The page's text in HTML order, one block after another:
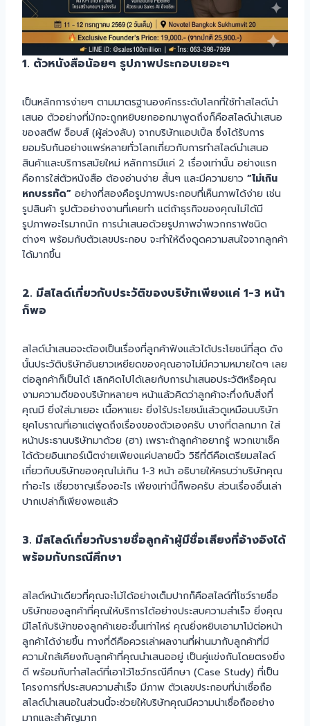
1. ตัวหนังสือน้อยๆ รูปภาพประกอบเยอะๆ
เป็นหลักการง่ายๆ ตามมาตรฐานองค์กรระดับโลกที่ใช้ทำสไลด์นำ
เสนอ ตัวอย่างที่มักจะถูกหยิบยกออกมาพูดถึงก็คือสไลด์นำเสนอ
ของสตีฟ จ็อบส์ (ผู้ล่วงลับ) จากบริษัทแอปเปิ้ล ซึ่งได้รับการ
ยอมรับกันอย่างแพร่หลายทั่วโลกเกี่ยวกับการทำสไลด์นำเสนอ
สินค้าและบริการสมัยใหม่ หลักการมีแค่ 2 เรื่องเท่านั้น อย่างแรก
คือการใส่ตัวหนังสือ ต้องอ่านง่าย สั้นๆ และมีความยาว “ไม่เกิน
หกบรรทัด” อย่างที่สองคือรูปภาพประกอบที่เห็นภาพได้ง่าย เช่น
รูปสินค้า รูปตัวอย่างงานที่เคยทำ แต่ถ้าธุรกิจของคุณไม่ได้มี
รูปภาพอะไรมากนัก การนำเสนอด้วยรูปภาพจำพวกกราฟชนิด
ต่างๆ พร้อมกับตัวเลขประกอบ จะทำให้ดึงดูดความสนใจจากลูกค้า
ได้มากขึ้น
2. มีสไลด์เกี่ยวกับประวัติของบริษัทเพียงแค่ 1-3 หน้า
ก็พอ
สไลด์นำเสนอจะต้องเป็นเรื่องที่ลูกค้าฟังแล้วได้ประโยชน์ที่สุด ดัง
นั้นประวัติบริษัทอันยาวเหยียดของคุณอาจไม่มีความหมายใดๆ เลย
ต่อลูกค้าก็เป็นได้ เลิกคิดไปได้เลยกับการนำเสนอประวัติหรือคุณ
งามความดีของบริษัทหลายๆ หน้าแล้วคิดว่าลูกค้าจะทึ่งกับสิ่งที่
คุณมี ยิ่งใส่มาเยอะ เนื้อหาแยะ ยิ่งไร้ประโยชน์แล้วดูเหมือนบริษัท
ยุคโบราณที่เอาแต่พูดถึงเรื่องของตัวเองครับ บางที่ตลกมาก ใส่
หน้าประธานบริษัทมาด้วย (ฮา) เพราะถ้าลูกค้าอยากรู้ พวกเขาเช็ค
ได้ด้วยอินเทอร์เน็ตง่ายเพียงแค่ปลายนิ้ว วิธีที่ดีคือเตรียมสไลด์
เกี่ยวกับบริษัทของคุณไม่เกิน 1-3 หน้า อธิบายให้ครบว่าบริษัทคุณ
ทำอะไร เชี่ยวชาญเรื่องอะไร เพียงเท่านี้ก็พอครับ ส่วนเรื่องอื่นเล่า
ปากเปล่าก็เพียงพอแล้ว
3. มีสไลด์เกี่ยวกับรายชื่อลูกค้าผู้มีชื่อเสียงที่อ้างอิงได้
พร้อมกับกรณีศึกษา
สไลด์หน้าเดียวที่คุณจะโม้ได้อย่างเต็มปากก็คือสไลด์ที่โชว์รายชื่อ
บริษัทของลูกค้าที่คุณให้บริการได้อย่างประสบความสำเร็จ ยิ่งคุณ
มีโลโก้บริษัทของลูกค้าเยอะขึ้นเท่าไหร่ คุณยิ่งหยิบเอามาโม้ต่อหน้า
ลูกค้าได้ง่ายขึ้น ทางที่ดีคือควรเล่าผลงานที่ผ่านมากับลูกค้าที่มี
ความใกล้เคียงกับลูกค้าที่คุณนำเสนออยู่ เป็นคู่แข่งกันโดยตรงยิ่ง
ดี พร้อมกับทำสไลด์ที่เอาไว้โชว์กรณีศึกษา (Case Study) ที่เป็น
โครงการที่ประสบความสำเร็จ มีภาพ ตัวเลขประกอบที่น่าเชื่อถือ
สไลด์นำเสนอในส่วนนี้จะช่วยให้บริษัทคุณมีความน่าเชื่อถืออย่าง
มากและสำคัญมาก